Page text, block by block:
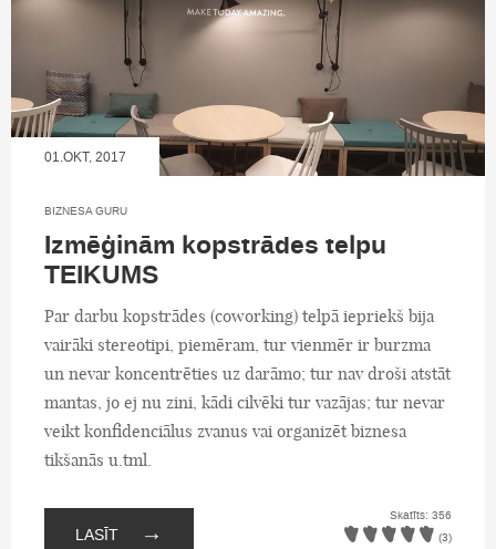
01.OKT, 2017
BIZNESA GURU
Izmēģinām kopstrādes telpu
TEIKUMS
Par darbu kopstrādes (coworking) telpā iepriekš bija
vairāki stereotipi, piemēram, tur vienmēr ir burzma
un nevar koncentrēties uz darāmo; tur nav droši atstāt
mantas, jo ej nu zini, kādi cilvēki tur vazājas; tur nevar
veikt konfidenciālus zvanus vai organizēt biznesa
tikšanās u.tml.
LASĪT →
Skatīts: 356
(3)